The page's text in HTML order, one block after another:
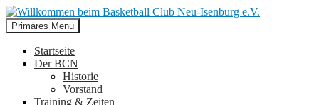
Willkommen beim Basketball
Club Neu-Isenburg e.V.
Suchen
Primäres Menü
Inhalt
Startseite
Der BCN
Historie
Vorstand
Training & Zeiten